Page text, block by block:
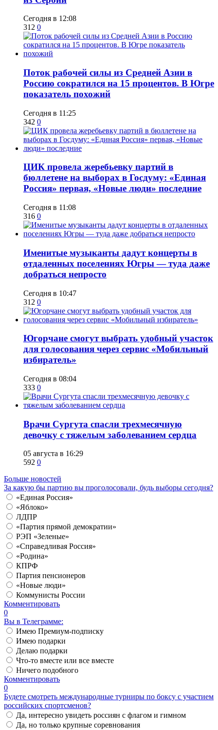
Сегодня в 12:08
312 0
Поток рабочей силы из Средней Азии в
Россию сократился на 15 процентов. В Югре
показатель похожий
Сегодня в 11:25
342 0
ЦИК провела жеребьевку партий в
бюллетене на выборах в Госдуму: «Единая
Россия» первая, «Новые люди» последние
Сегодня в 11:08
316 0
Именитые музыканты дадут концерты в
отдаленных поселениях Югры — туда даже
добраться непросто
Сегодня в 10:47
312 0
Югорчане смогут выбрать удобный участок
для голосования через сервис «Мобильный
избиратель»
Сегодня в 08:04
333 0
​Врачи Сургута спасли трехмесячную
девочку с тяжелым заболеванием сердца
05 августа в 16:29
592 0
Больше новостей
За какую бы партию вы проголосовали, будь выборы сегодня?
«Единая Россия»
«Яблоко»
ЛДПР
«Партия прямой демократии»
РЭП «Зеленые»
«Справедливая Россия»
«Родина»
КПРФ
Партия пенсионеров
«Новые люди»
Коммунисты России
Комментировать
0
Вы в Телеграмме:
Имею Премиум-подписку
Имею подарки
Делаю подарки
Что-то вместе или все вместе
Ничего подобного
Комментировать
0
Будете смотреть международные турниры по боксу с участием
российских спортсменов?
Да, интересно увидеть россиян с флагом и гимном
Да, но только крупные соревнования